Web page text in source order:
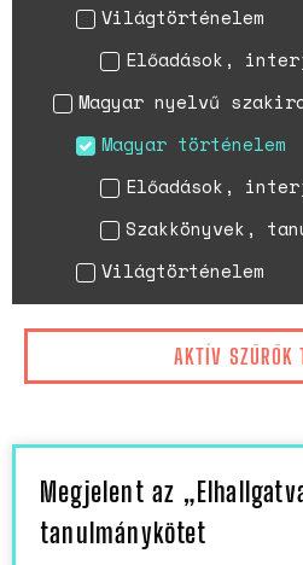
Világtörténelem
Előadások,
Magyar nyelvű
Magyar történelem
Előadások,
Szakkönyvek,
Világtörténelem
AKTÍV SZŰRŐK
Megjelent az
tanulmánykötet